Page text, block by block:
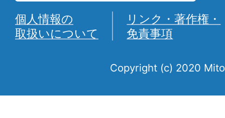
個人情報の
取扱いについて
リンク・著作権・
免責事項
Copyright (c) 2020